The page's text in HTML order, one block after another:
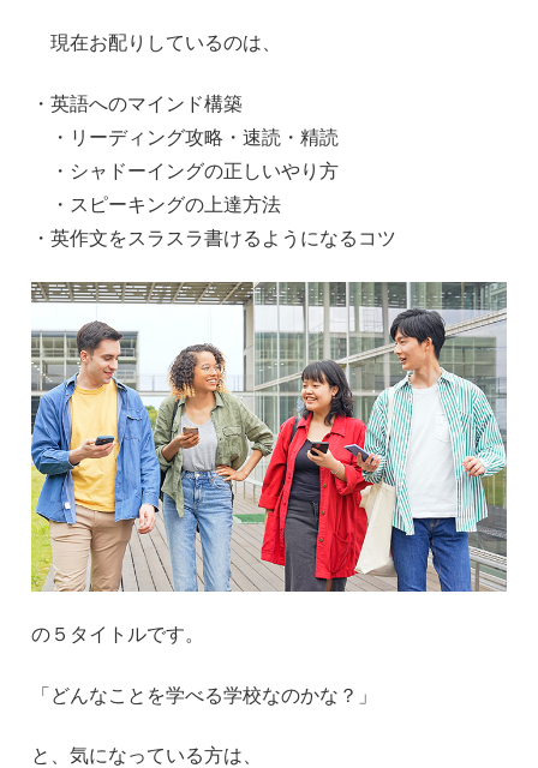
現在お配りしているのは、
・英語へのマインド構築
・リーディング攻略・速読・精読
・シャドーイングの正しいやり方
・スピーキングの上達方法
・英作文をスラスラ書けるようになるコツ
の５タイトルです。
「どんなことを学べる学校なのかな？」
と、気になっている方は、